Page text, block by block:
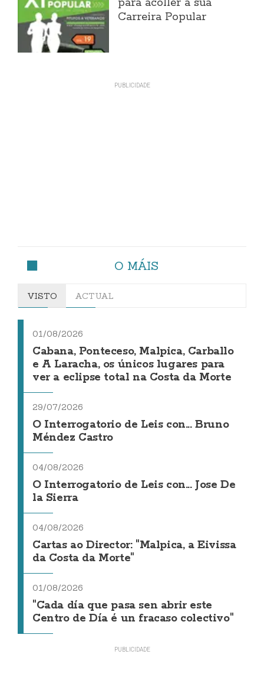
para acoller a súa
Carreira Popular
O MÁIS
VISTO ACTUAL
01/08/2026
Cabana, Ponteceso, Malpica, Carballo
e A Laracha, os únicos lugares para
ver a eclipse total na Costa da Morte
29/07/2026
O Interrogatorio de Leis con... Bruno
Méndez Castro
04/08/2026
O Interrogatorio de Leis con... Jose De
la Sierra
04/08/2026
Cartas ao Director: "Malpica, a Eivissa
da Costa da Morte"
01/08/2026
"Cada día que pasa sen abrir este
Centro de Día é un fracaso colectivo"